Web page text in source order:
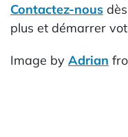
Contactez-nous
plus et démarrer
Image by Adrian